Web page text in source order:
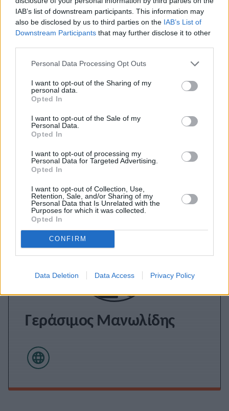
IAB’s list of downstream participants. This information may
also be disclosed by us to third parties on the IAB’s List of
Downstream Participants that may further disclose it to other
Personal Data Processing Opt Outs
I want to opt-out of the Sharing of my
personal data.
Opted In
I want to opt-out of the Sale of my
Personal Data.
Opted In
I want to opt-out of processing my
Personal Data for Targeted Advertising.
Opted In
I want to opt-out of Collection, Use,
Retention, Sale, and/or Sharing of my
Personal Data that Is Unrelated with the
Purposes for which it was collected.
Opted In
CONFIRM
Data Deletion Data Access Privacy Policy
A- A±
είναι πως η Τασούλα Κελεσίδου πήρε την απόφασή της.
Απάντησε εμφατικά με ποιανού το μέρος είναι. Με τον
στίβο!
Εγγραφείτε στο Stivostime των
Γεράσιμος Μανωλίδης